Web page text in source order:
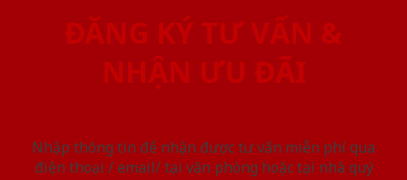
ĐĂNG KÝ TƯ VẤN &
NHẬN ƯU ĐÃI
Nhập thông tin để nhận được tư vấn miễn phí qua
điện thoại / email/ tại văn phòng hoặc tại nhà quý